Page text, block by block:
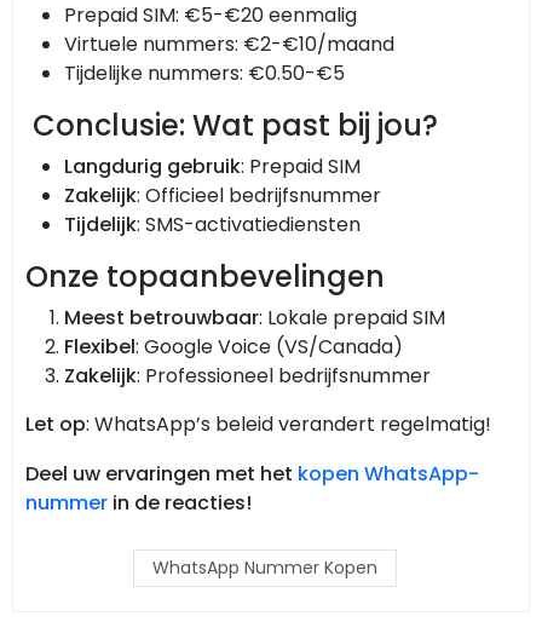
Prepaid SIM: €5-€20 eenmalig
Virtuele nummers: €2-€10/maand
Tijdelijke nummers: €0.50-€5
Conclusie: Wat past bij jou?
Langdurig gebruik: Prepaid SIM
Zakelijk: Officieel bedrijfsnummer
Tijdelijk: SMS-activatiediensten
Onze topaanbevelingen
Meest betrouwbaar: Lokale prepaid SIM
Flexibel: Google Voice (VS/Canada)
Zakelijk: Professioneel bedrijfsnummer
Let op: WhatsApp’s beleid verandert regelmatig!
Deel uw ervaringen met het kopen WhatsApp-
nummer in de reacties!
WhatsApp Nummer Kopen